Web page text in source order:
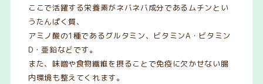
ここで活躍する栄養素がネバネバ成分であるムチンとい
うたんぱく質、
アミノ酸の1種であるグルタミン、ビタミンA・ビタミン
D・亜鉛などです。
また、味噌や食物繊維を摂ることで免疫に欠かせない腸
内環境も整えてくれます。